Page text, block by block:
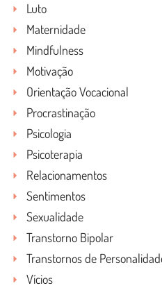
Luto
Maternidade
Mindfulness
Motivação
Orientação Vocacional
Procrastinação
Psicologia
Psicoterapia
Relacionamentos
Sentimentos
Sexualidade
Transtorno Bipolar
Transtornos de
Vícios